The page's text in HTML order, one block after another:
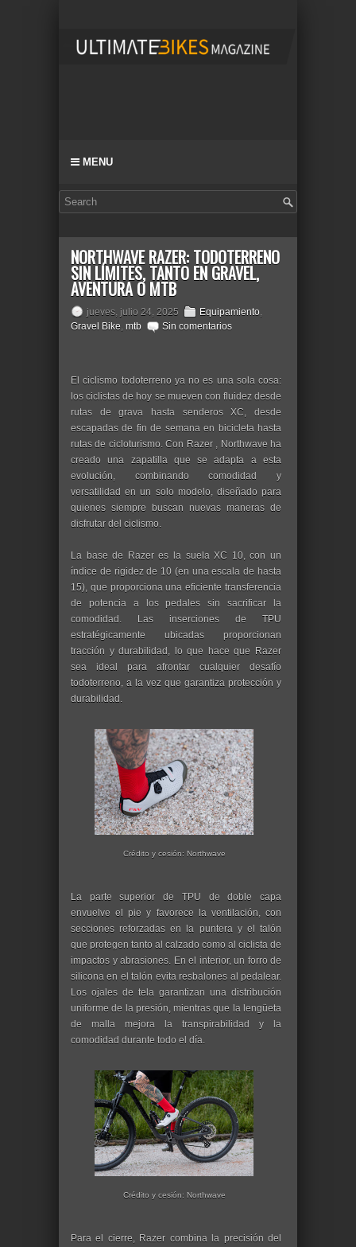
MENU
NORTHWAVE RAZER: TODOTERRENO
SIN LÍMITES, TANTO EN GRAVEL,
AVENTURA O MTB
jueves, julio 24, 2025 Equipamiento,
Gravel Bike, mtb Sin comentarios
El ciclismo todoterreno ya no es una sola cosa:
los ciclistas de hoy se mueven con fluidez desde
rutas de grava hasta senderos XC, desde
escapadas de fin de semana en bicicleta hasta
rutas de cicloturismo. Con Razer , Northwave ha
creado una zapatilla que se adapta a esta
evolución, combinando comodidad y
versatilidad en un solo modelo, diseñado para
quienes siempre buscan nuevas maneras de
disfrutar del ciclismo.
La base de Razer es la suela XC 10, con un
índice de rigidez de 10 (en una escala de hasta
15), que proporciona una eficiente transferencia
de potencia a los pedales sin sacrificar la
comodidad. Las inserciones de TPU
estratégicamente ubicadas proporcionan
tracción y durabilidad, lo que hace que Razer
sea ideal para afrontar cualquier desafío
todoterreno, a la vez que garantiza protección y
durabilidad.
Crédito y cesión: Northwave
La parte superior de TPU de doble capa
envuelve el pie y favorece la ventilación, con
secciones reforzadas en la puntera y el talón
que protegen tanto al calzado como al ciclista de
impactos y abrasiones. En el interior, un forro de
silicona en el talón evita resbalones al pedalear.
Los ojales de tela garantizan una distribución
uniforme de la presión, mientras que la lengüeta
de malla mejora la transpirabilidad y la
comodidad durante todo el día.
Crédito y cesión: Northwave
Para el cierre, Razer combina la precisión del